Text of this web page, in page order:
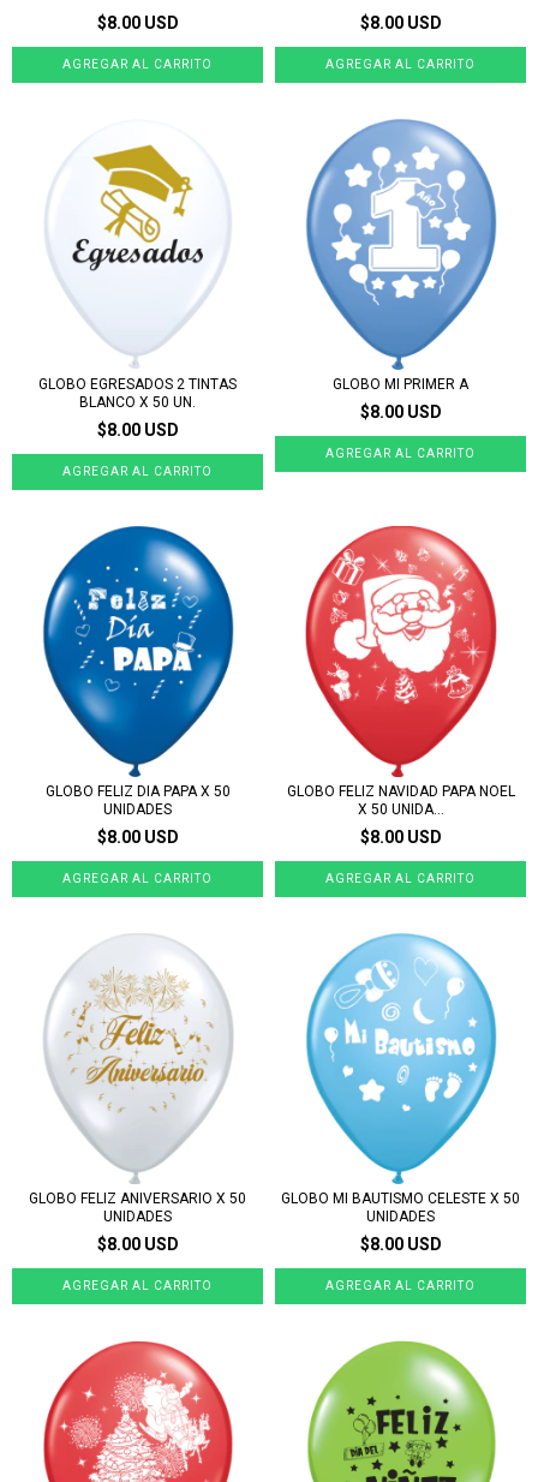
$8.00 USD $8.00 USD
GLOBO EGRESADOS 2 TINTAS
BLANCO X 50 UN.
$8.00 USD
GLOBO MI PRIMER A
$8.00 USD
GLOBO FELIZ DIA PAPA X 50
UNIDADES
$8.00 USD
GLOBO FELIZ NAVIDAD PAPA NOEL
X 50 UNIDA...
$8.00 USD
GLOBO FELIZ ANIVERSARIO X 50
UNIDADES
$8.00 USD
GLOBO MI BAUTISMO CELESTE X 50
UNIDADES
$8.00 USD